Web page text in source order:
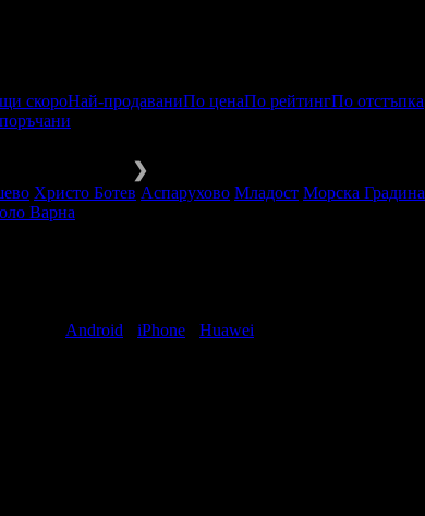
скороНай-продаваниПо ценаПо рейтингПо отстъпка
❯
Христо Ботев Аспарухово Младост Морска Градина
Варна
Android iPhone Huawei